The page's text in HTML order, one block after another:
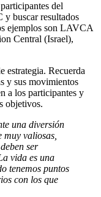
del
y buscar resultados
ejemplos son LAVCA
Central (Israel),
estrategia. Recuerda
y sus movimientos
a los participantes y
objetivos.
una diversión
muy valiosas,
ser
vida es una
tenemos puntos
con los que